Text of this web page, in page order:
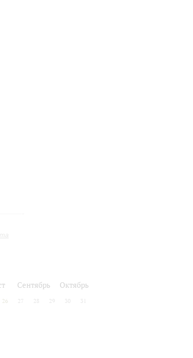
Сентябрь Октябрь
26 27 28 29 30 31